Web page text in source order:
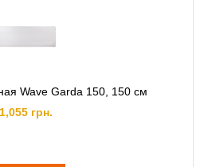
Wave Garda 150, 150 см
1,055 грн.